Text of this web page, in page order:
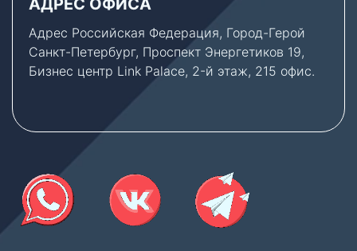
АДРЕС ОФИСА
Адрес Российская Федерация, Город-Герой
Санкт-Петербург, Проспект Энергетиков 19,
Бизнес центр Link Palace, 2-й этаж, 215 офис.